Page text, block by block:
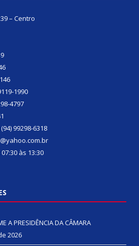
– Centro
1990
4797
99298-6318
às 13:30
A PRESIDÊNCIA DA CÂMARA
2026